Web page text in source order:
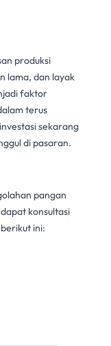
produksi
lama, dan layak
faktor
terus
sekarang
di pasaran.
pangan
konsultasi
ini: